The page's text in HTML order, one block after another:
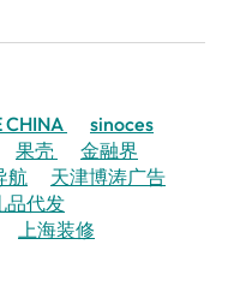
CHINA
sinoces
果壳
金融界
航
天津博涛广告
品代发
上海装修